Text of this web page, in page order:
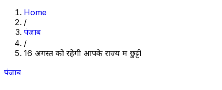
Home
/
पंजाब
/
16 अगस्त को रहेगी आपके राज्य में छुट्टी
पंजाब